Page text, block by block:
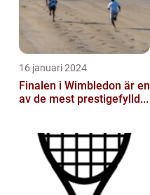
16 januari 2024
Finalen i Wimbledon är en
av de mest prestigefylld...